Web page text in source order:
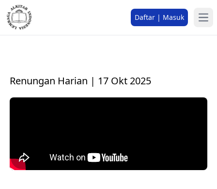
Daftar | Masuk
Renungan Harian | 17 Okt 2025